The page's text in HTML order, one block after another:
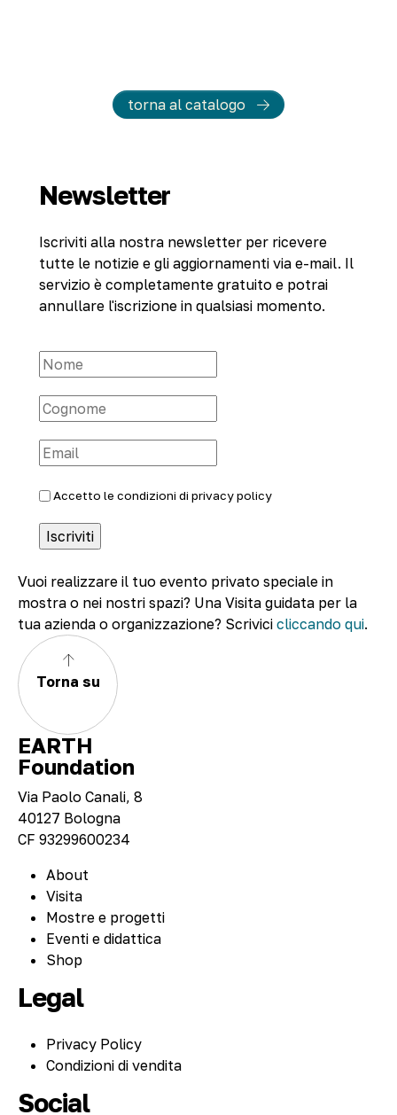
torna al catalogo
Newsletter
Iscriviti alla nostra newsletter per ricevere
tutte le notizie e gli aggiornamenti via e-mail. Il
servizio è completamente gratuito e potrai
annullare l'iscrizione in qualsiasi momento.
Accetto le condizioni di privacy policy
Vuoi realizzare il tuo evento privato speciale in
mostra o nei nostri spazi? Una Visita guidata per la
tua azienda o organizzazione? Scrivici cliccando qui.
Torna su
EARTH
Foundation
Via Paolo Canali, 8
40127 Bologna
CF 93299600234
About
Visita
Mostre e progetti
Eventi e didattica
Shop
Legal
Privacy Policy
Condizioni di vendita
Social